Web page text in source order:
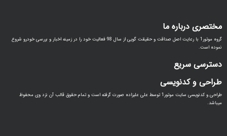
مختصری درباره ما
گروه موتور1 با رعایت اصل صداقت و حقیقت گویی از سال 98 فعالیت خود را در زمینه اخبار و بررسی خودرو شروع
نموده است.
دسترسی سریع
طراحی و کدنویسی
طراحی و کدنویسی سایت موتور1 توسط علی علیزاده صورت گرفته است و تمام حقوق قالب آن نزد وی محفوظ
میباشد.